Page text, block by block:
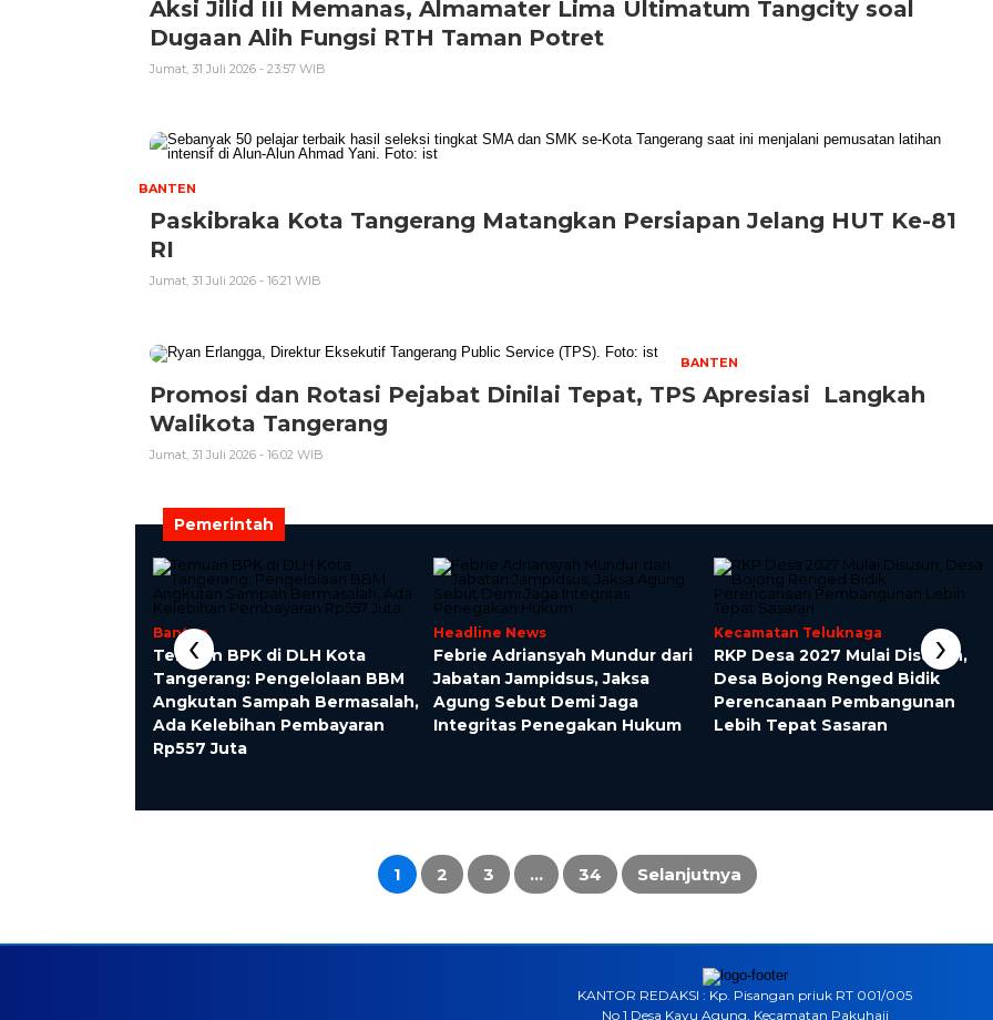
Aksi Jilid III Memanas, Almamater Lima Ultimatum Tangcity soal
Dugaan Alih Fungsi RTH Taman Potret
Jumat, 31 Juli 2026 - 23:57 WIB
BANTEN
Paskibraka Kota Tangerang Matangkan Persiapan Jelang HUT Ke-81
RI ‎
Jumat, 31 Juli 2026 - 16:21 WIB
BANTEN
Promosi dan Rotasi Pejabat Dinilai Tepat, TPS Apresiasi Langkah
Walikota Tangerang
Jumat, 31 Juli 2026 - 16:02 WIB
Pemerintah
Banten
Temuan BPK di DLH Kota
Tangerang: Pengelolaan BBM
Angkutan Sampah Bermasalah,
Ada Kelebihan Pembayaran
Rp557 Juta
Headline News
Febrie Adriansyah Mundur dari
Jabatan Jampidsus, Jaksa
Agung Sebut Demi Jaga
Integritas Penegakan Hukum
Kecamatan Teluknaga
RKP Desa 2027 Mulai Disusun,
Desa Bojong Renged Bidik
Perencanaan Pembangunan
Lebih Tepat Sasaran
‹ ›
1 2 3 … 34 Selanjutnya
KANTOR REDAKSI : Kp. Pisangan priuk RT 001/005
No 1 Desa Kayu Agung, Kecamatan Pakuhaji